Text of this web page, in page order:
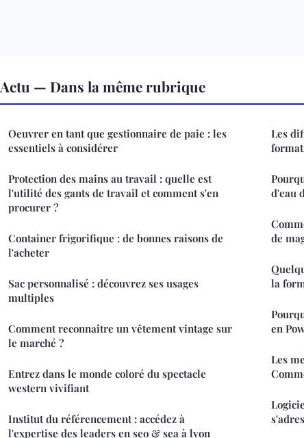
Actu — Dans la même rubrique
Oeuvrer en tant que gestionnaire de paie : les
essentiels à considérer
Protection des mains au travail : quelle est
l'utilité des gants de travail et comment s'en
procurer ?
Container frigorifique : de bonnes raisons de
l'acheter
Sac personnalisé : découvrez ses usages
multiples
Comment reconnaitre un vêtement vintage sur
le marché ?
Entrez dans le monde coloré du spectacle
western vivifiant
Institut du référencement : accédez à
l'expertise des leaders en seo & sea à lyon
Les
d'eau
de
la
en
Les